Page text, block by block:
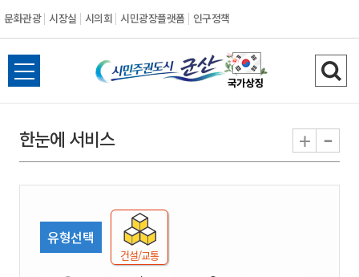
문화관광 시장실 시의회 시민광장플랫폼 인구정책
시
민
권
도
시
전
체
뉴
열
검
색
기
한눈에 서비스 + -
유형선택
건설/교통